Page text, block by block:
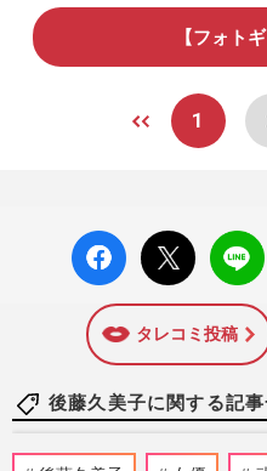
【フォト
1
facebo
ok い
X ポス
ト
LINE
タレコミ投稿
後藤久美子に関する記
渡辺謙主演